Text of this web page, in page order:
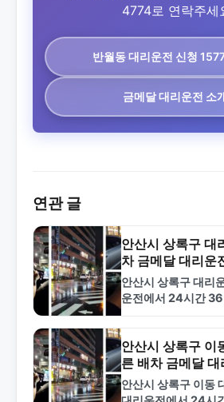
4774로 연락주세
반월동 대리운전 신청
금메달 대리운전 소
연관 글
안산시 상록구 대
차 금메달 대리운
1577-4774
안산시 상록구 대리
운전에서 24시간
4774로 전화하세요.
안산시 상록구 이
른 배차 금메달
운영
안산시 상록구 이동